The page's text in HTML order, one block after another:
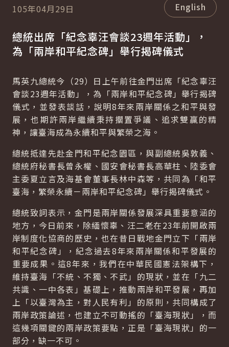
105年04月29日 English
總統出席「紀念辜汪會談23週年活動」，
為「兩岸和平紀念碑」舉行揭碑儀式
馬英九總統今（29）日上午前往金門出席「紀念辜汪
會談23週年活動」，為「兩岸和平紀念碑」舉行揭碑
儀式，並發表談話，說明8年來兩岸關係之和平與發
展，也期許兩岸繼續秉持擱置爭議、追求雙贏的精
神，讓臺海成為永續和平與繁榮之海。
總統抵達先赴金門和平紀念園區，與副總統吳敦義、
總統府秘書長曾永權、國安會秘書長高華柱、陸委會
主委夏立言及海基會董事長林中森等，共同為「和平
臺海，繁榮永續－兩岸和平紀念碑」舉行揭碑儀式。
總統致詞表示，金門是兩岸關係發展深具重要意涵的
地方，今日前來，除緬懷辜、汪二老在23年前開啟兩
岸制度化協商的歷史，也在昔日戰地金門立下「兩岸
和平紀念碑」，紀念過去8年來兩岸關係和平發展的
重要成果。這8年來，我們在中華民國憲法架構下，
維持臺海「不統、不獨、不武」的現狀，並在「九二
共識、一中各表」基礎上，推動兩岸和平發展，再加
上「以臺灣為主，對人民有利」的原則，共同構成了
兩岸政策論述，也建立不可動搖的「臺海現狀」，而
這幾項關鍵的兩岸政策要點，正是「臺海現狀」的一
部分，缺一不可。